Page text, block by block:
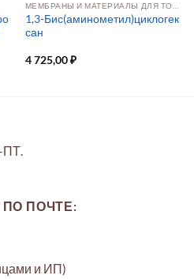
1,3-Бис(аминометил)циклогек
сан
4 725,00₽
ПТ.
ПОЧТЕ:
и ИП)